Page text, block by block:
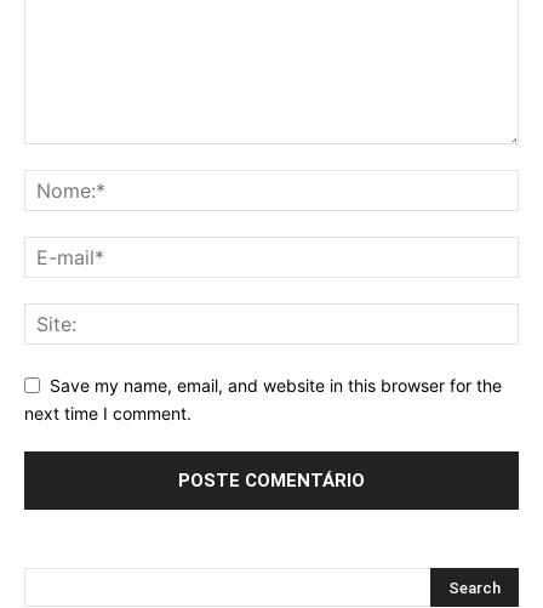
Save my name, email, and website in this browser for the
next time I comment.